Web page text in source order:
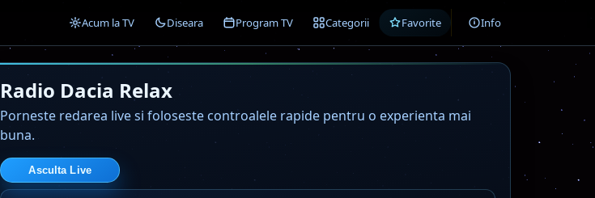
Acum la TV Diseara Program TV Categorii Favorite Info
Radio Dacia Relax
Porneste redarea live si foloseste controalele rapide pentru o experienta mai
buna.
Asculta Live